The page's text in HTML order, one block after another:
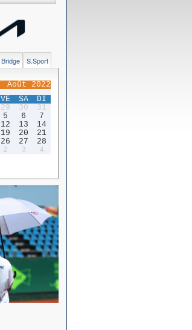
Bridge S.Sport
Août 2022
VE SA
DI
29 30
31
5 6
7
12 13
14
19 20
21
26 27
28
2 3
4